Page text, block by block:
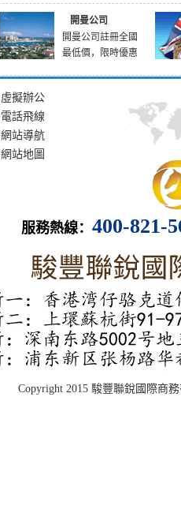
開曼公司
開曼公司註冊全國
最低價，限時優惠
虛擬辦公
電話飛線
網站導航
網站地圖
服務熱線： 400-
Copyright 2015 駿豐聯銳國際商